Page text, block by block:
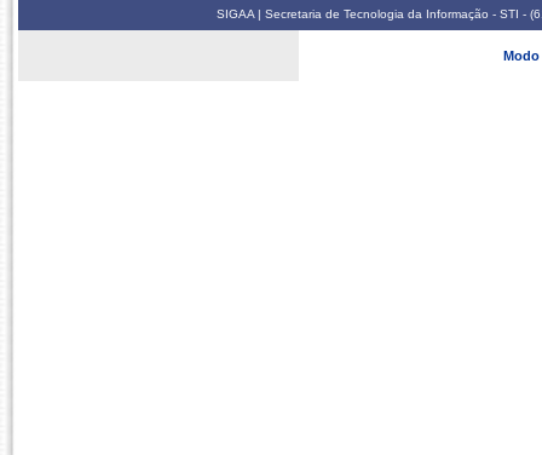
SIGAA | Secretaria de Tecnologia da Informação - STI -
Modo